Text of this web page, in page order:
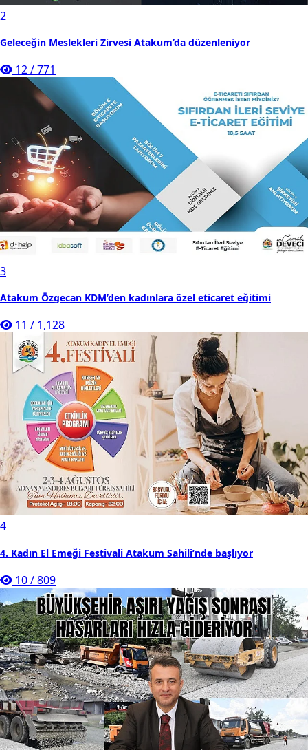
2
Geleceğin Meslekleri Zirvesi Atakum’da düzenleniyor
12/771
3
Atakum Özgecan KDM’den kadınlara özel eticaret eğitimi
11 / 1,128
4
4. Kadın El Emeği Festivali Atakum Sahili’nde başlıyor
10/809